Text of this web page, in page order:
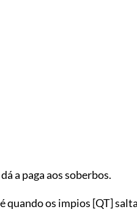
a paga aos soberbos.
quando os impios [QT]